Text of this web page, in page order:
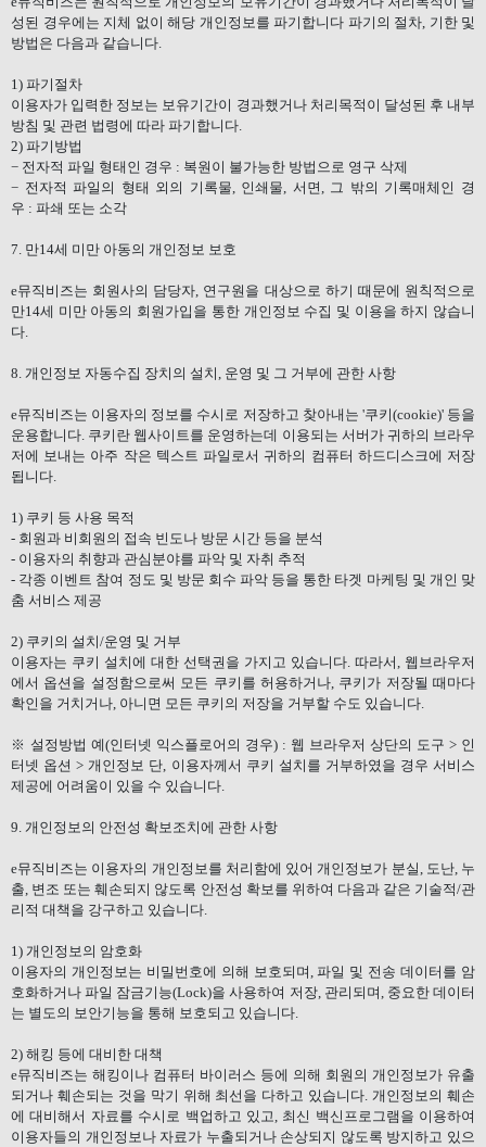
성된 경우에는 지체 없이 해당 개인정보를 파기합니다 파기의 절차, 기한 및
방법은 다음과 같습니다.
1) 파기절차
이용자가 입력한 정보는 보유기간이 경과했거나 처리목적이 달성된 후 내부
방침 및 관련 법령에 따라 파기합니다.
2) 파기방법
− 전자적 파일 형태인 경우 : 복원이 불가능한 방법으로 영구 삭제
− 전자적 파일의 형태 외의 기록물, 인쇄물, 서면, 그 밖의 기록매체인 경
우 : 파쇄 또는 소각
7. 만14세 미만 아동의 개인정보 보호
e뮤직비즈는 회원사의 담당자, 연구원을 대상으로 하기 때문에 원칙적으로
만14세 미만 아동의 회원가입을 통한 개인정보 수집 및 이용을 하지 않습니
다.
8. 개인정보 자동수집 장치의 설치, 운영 및 그 거부에 관한 사항
e뮤직비즈는 이용자의 정보를 수시로 저장하고 찾아내는 '쿠키(cookie)' 등을
운용합니다. 쿠키란 웹사이트를 운영하는데 이용되는 서버가 귀하의 브라우
저에 보내는 아주 작은 텍스트 파일로서 귀하의 컴퓨터 하드디스크에 저장
됩니다.
1) 쿠키 등 사용 목적
- 회원과 비회원의 접속 빈도나 방문 시간 등을 분석
- 이용자의 취향과 관심분야를 파악 및 자취 추적
- 각종 이벤트 참여 정도 및 방문 회수 파악 등을 통한 타겟 마케팅 및 개인 맞
춤 서비스 제공
2) 쿠키의 설치/운영 및 거부
이용자는 쿠키 설치에 대한 선택권을 가지고 있습니다. 따라서, 웹브라우저
에서 옵션을 설정함으로써 모든 쿠키를 허용하거나, 쿠키가 저장될 때마다
확인을 거치거나, 아니면 모든 쿠키의 저장을 거부할 수도 있습니다.
※ 설정방법 예(인터넷 익스플로어의 경우) : 웹 브라우저 상단의 도구 > 인
터넷 옵션 >개인정보 단, 이용자께서 쿠키 설치를 거부하였을 경우 서비스
제공에 어려움이 있을 수 있습니다.
9. 개인정보의 안전성 확보조치에 관한 사항
e뮤직비즈는 이용자의 개인정보를 처리함에 있어 개인정보가 분실, 도난, 누
출, 변조 또는 훼손되지 않도록 안전성 확보를 위하여 다음과 같은 기술적/관
리적 대책을 강구하고 있습니다.
1) 개인정보의 암호화
이용자의 개인정보는 비밀번호에 의해 보호되며,파일 및 전송 데이터를 암
호화하거나 파일 잠금기능(Lock)을 사용하여 저장, 관리되며, 중요한 데이터
는 별도의 보안기능을 통해 보호되고 있습니다.
2) 해킹 등에 대비한 대책
e뮤직비즈는 해킹이나 컴퓨터 바이러스 등에 의해 회원의 개인정보가 유출
되거나 훼손되는 것을 막기 위해 최선을 다하고 있습니다.개인정보의 훼손
에 대비해서 자료를 수시로 백업하고 있고, 최신 백신프로그램을 이용하여
이용자들의 개인정보나 자료가 누출되거나 손상되지 않도록 방지하고 있으